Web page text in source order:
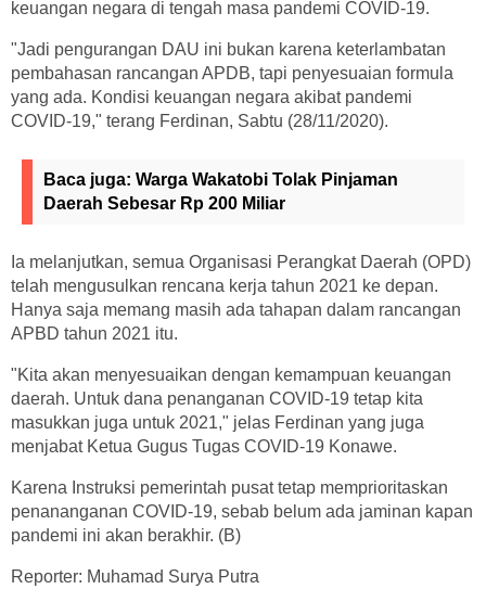
keuangan negara di tengah masa pandemi COVID-19.
"Jadi pengurangan DAU ini bukan karena keterlambatan
pembahasan rancangan APDB, tapi penyesuaian formula
yang ada. Kondisi keuangan negara akibat pandemi
COVID-19," terang Ferdinan, Sabtu (28/11/2020).
Baca juga: Warga Wakatobi Tolak Pinjaman
Daerah Sebesar Rp 200 Miliar
Ia melanjutkan, semua Organisasi Perangkat Daerah (OPD)
telah mengusulkan rencana kerja tahun 2021 ke depan.
Hanya saja memang masih ada tahapan dalam rancangan
APBD tahun 2021 itu.
"Kita akan menyesuaikan dengan kemampuan keuangan
daerah. Untuk dana penanganan COVID-19 tetap kita
masukkan juga untuk 2021," jelas Ferdinan yang juga
menjabat Ketua Gugus Tugas COVID-19 Konawe.
Karena Instruksi pemerintah pusat tetap memprioritaskan
penananganan COVID-19, sebab belum ada jaminan kapan
pandemi ini akan berakhir. (B)
Reporter: Muhamad Surya Putra